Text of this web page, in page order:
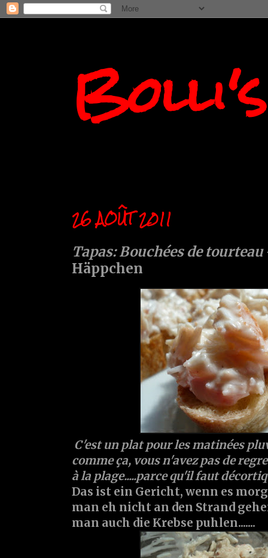
26 AOÛT 2011
Tapas: Bouchées de tourteau
Häppchen
C'est un plat pour les matinées
comme ça, vous n'avez pas de
à la plage.....parce qu'il faut
Das ist ein Gericht, wenn es
man eh nicht an den Strand
man auch die Krebse puhlen.......